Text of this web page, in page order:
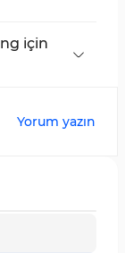
piyasaları
için
Yorum yazın